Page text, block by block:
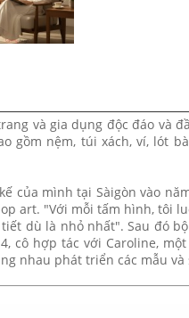
và gia dụng độc đáo và
gồm nệm, túi xách, ví, lót
của mình tại Sàigòn vào
art. "Với mỗi tấm hình, tôi
dù là nhỏ nhất". Sau đó
cô hợp tác với Caroline,
nhau phát triển các mẫu và